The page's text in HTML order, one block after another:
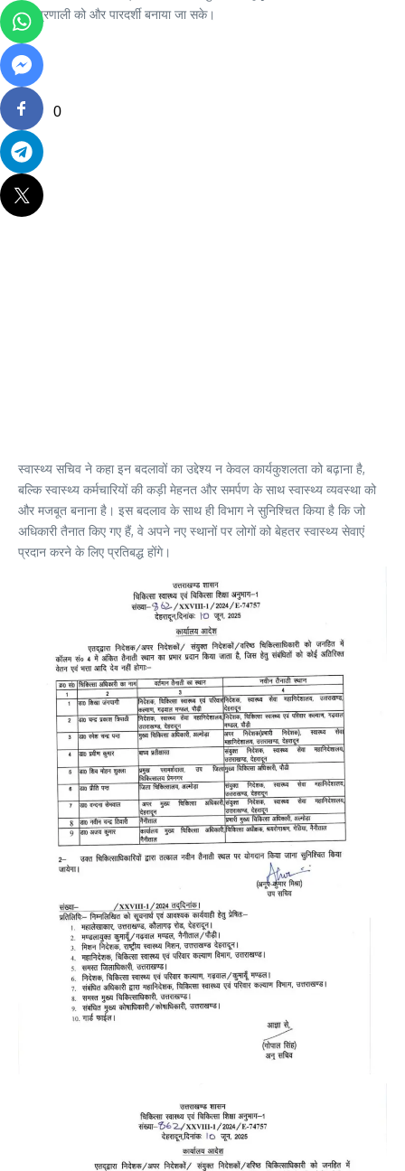
0
कार्यप्रणाली को और पारदर्शी बनाया जा सके।
स्वास्थ्य सचिव ने कहा इन बदलावों का उद्देश्य न केवल कार्यकुशलता को बढ़ाना है,
बल्कि स्वास्थ्य कर्मचारियों की कड़ी मेहनत और समर्पण के साथ स्वास्थ्य व्यवस्था को
और मजबूत बनाना है। इस बदलाव के साथ ही विभाग ने सुनिश्चित किया है कि जो
अधिकारी तैनात किए गए हैं, वे अपने नए स्थानों पर लोगों को बेहतर स्वास्थ्य सेवाएं
प्रदान करने के लिए प्रतिबद्ध होंगे।